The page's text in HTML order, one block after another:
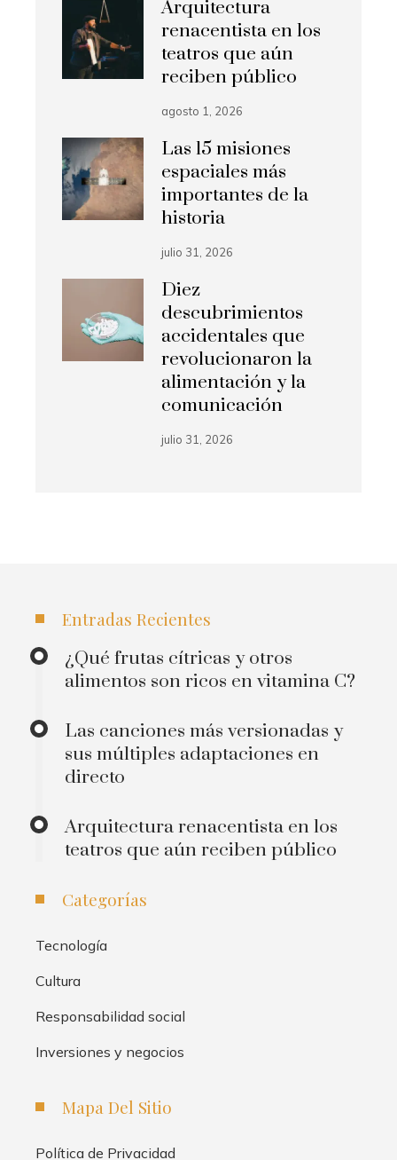
Arquitectura
renacentista en los
teatros que aún
reciben público
agosto 1, 2026
Las 15 misiones
espaciales más
importantes de la
historia
julio 31, 2026
Diez
descubrimientos
accidentales que
revolucionaron la
alimentación y la
comunicación
julio 31, 2026
Entradas Recientes
¿Qué frutas cítricas y otros
alimentos son ricos en vitamina C?
Las canciones más versionadas y
sus múltiples adaptaciones en
directo
Arquitectura renacentista en los
teatros que aún reciben público
Categorías
Tecnología
Cultura
Responsabilidad social
Inversiones y negocios
Mapa Del Sitio
Política de Privacidad